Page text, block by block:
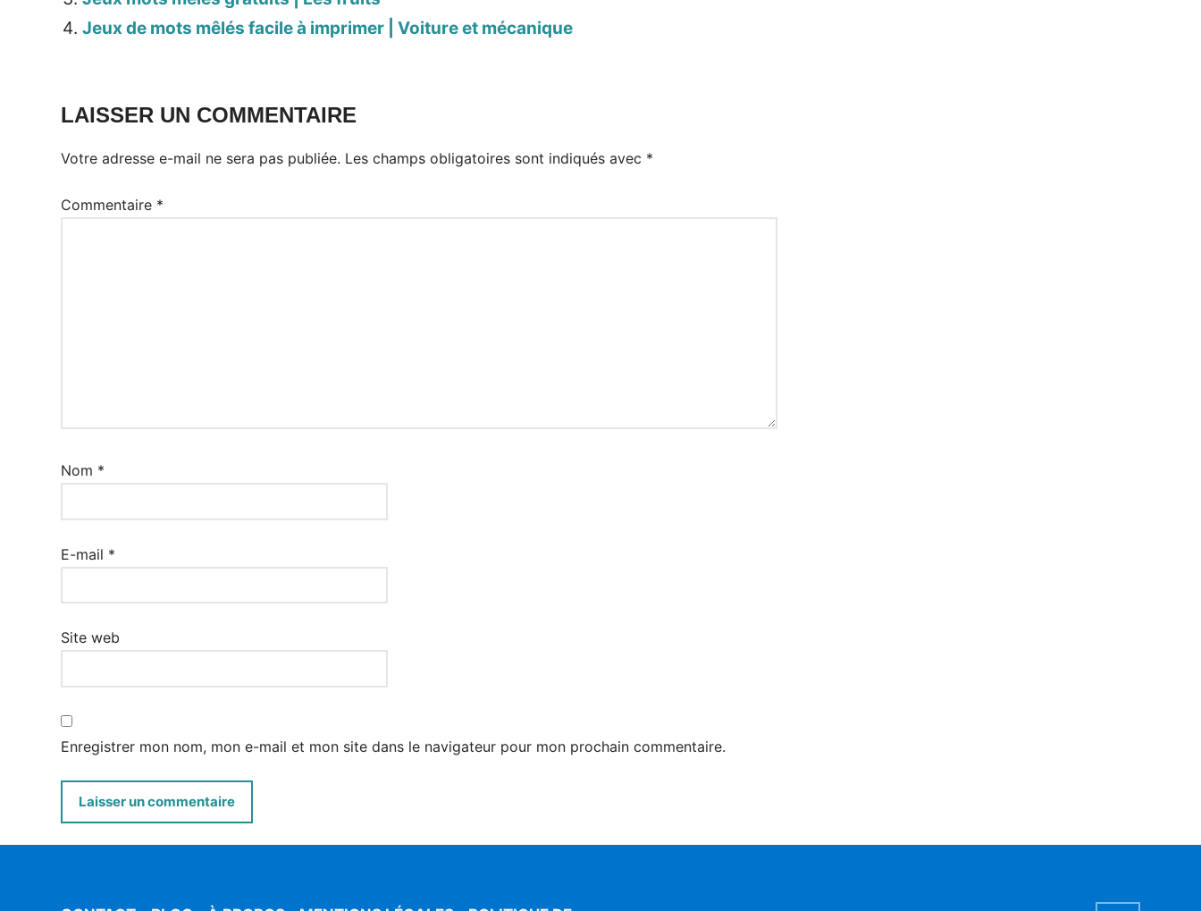
Jeux de mots mêlés facile à imprimer | Voiture et mécanique
LAISSER UN COMMENTAIRE
Votre adresse e-mail ne sera pas publiée. Les champs obligatoires sont indiqués avec *
Commentaire *
Nom *
E-mail *
Site web
Enregistrer mon nom, mon e-mail et mon site dans le navigateur pour mon prochain commentaire.